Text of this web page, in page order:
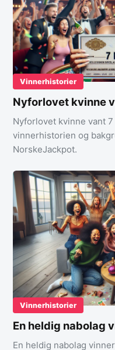
Vinnerhistorier
Nyforlovet kvinne
Nyforlovet kvinne vant
vinnerhistorien og
NorskeJackpot.
Vinnerhistorier
En heldig nabolag
En heldig nabolag